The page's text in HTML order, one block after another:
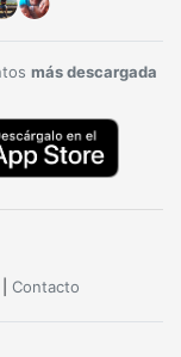
más descargada
Contacto